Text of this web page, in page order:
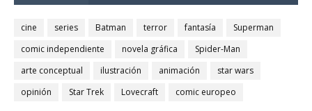
cine series Batman terror fantasía
Superman
comic independiente
novela gráfica
Spider-Man
arte conceptual
ilustración animación
star wars
opinión
Star Trek Lovecraft comic europeo